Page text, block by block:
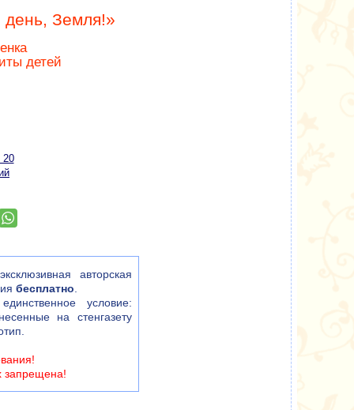
Земля!»
детей
20
авторская
бесплатно
условие:
на стенгазету
запрещена!